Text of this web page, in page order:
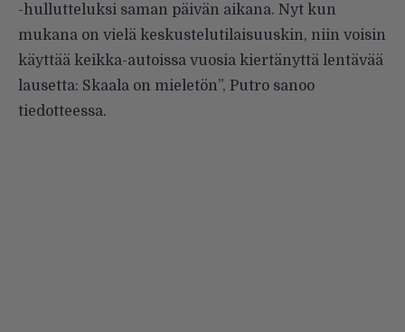
-hullutteluksi saman päivän aikana. Nyt kun
mukana on vielä keskustelutilaisuuskin, niin voisin
käyttää keikka-autoissa vuosia kiertänyttä lentävää
lausetta: Skaala on mieletön”, Putro sanoo
tiedotteessa.